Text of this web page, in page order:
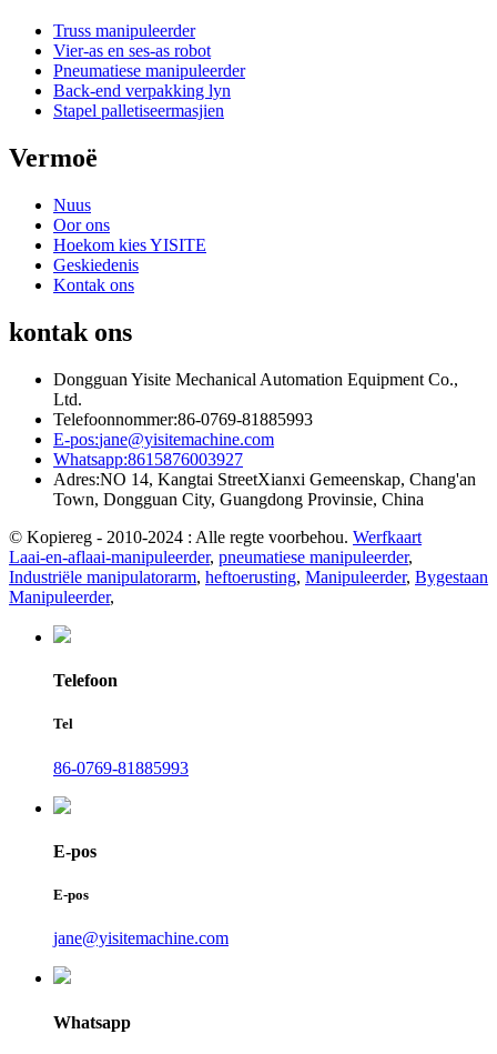
Truss manipuleerder
Vier-as en ses-as robot
Pneumatiese manipuleerder
Back-end verpakking lyn
Stapel palletiseermasjien
Vermoë
Nuus
Oor ons
Hoekom kies YISITE
Geskiedenis
Kontak ons
kontak ons
Dongguan Yisite Mechanical Automation Equipment Co.,
Ltd.
Telefoonnommer:86-0769-81885993
E-pos:jane@yisitemachine.com
Whatsapp:8615876003927
Adres:NO 14, Kangtai StreetXianxi Gemeenskap, Chang'an
Town, Dongguan City, Guangdong Provinsie, China
© Kopiereg - 2010-2024 : Alle regte voorbehou. Werfkaart
Laai-en-aflaai-manipuleerder, pneumatiese manipuleerder,
Industriële manipulatorarm, heftoerusting, Manipuleerder, Bygestaan
​​Manipuleerder,
Telefoon
Tel
86-0769-81885993
E-pos
E-pos
jane@yisitemachine.com
Whatsapp